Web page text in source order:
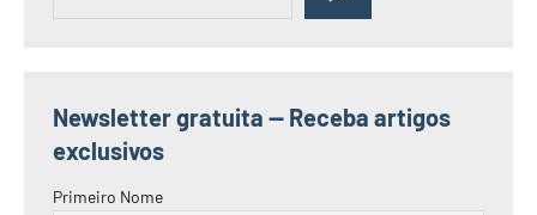
Newsletter gratuita — Receba artigos
exclusivos
Primeiro Nome